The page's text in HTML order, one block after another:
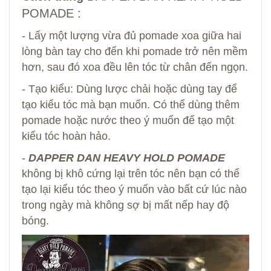
POMADE :
- Lấy một lượng vừa đủ pomade xoa giữa hai
lòng bàn tay cho đến khi pomade trở nên mềm
hơn, sau đó xoa đều lên tóc từ chân đến ngọn.
- Tạo kiểu: Dùng lược chải hoặc dùng tay để
tạo kiểu tóc mà bạn muốn. Có thể dùng thêm
pomade hoặc nước theo ý muốn để tạo một
kiểu tóc hoàn hảo.
- DAPPER DAN HEAVY HOLD POMADE
không bị khô cứng lại trên tóc nên bạn có thể
tạo lại kiểu tóc theo ý muốn vào bất cứ lúc nào
trong ngày mà không sợ bị mất nếp hay độ
bóng.